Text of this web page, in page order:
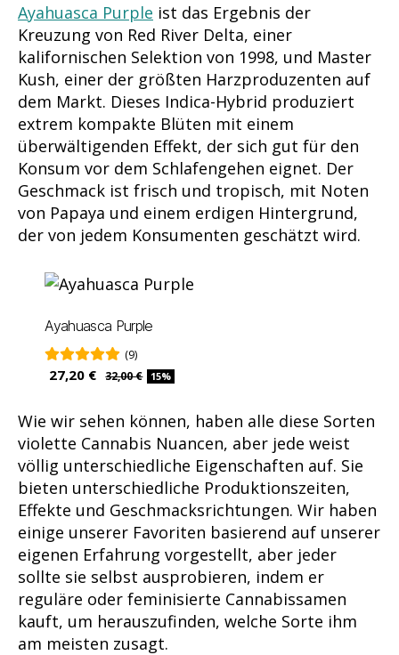
Ayahuasca Purple ist das Ergebnis der
Kreuzung von Red River Delta, einer
kalifornischen Selektion von 1998, und Master
Kush, einer der größten Harzproduzenten auf
dem Markt. Dieses Indica-Hybrid produziert
extrem kompakte Blüten mit einem
überwältigenden Effekt, der sich gut für den
Konsum vor dem Schlafengehen eignet. Der
Geschmack ist frisch und tropisch, mit Noten
von Papaya und einem erdigen Hintergrund,
der von jedem Konsumenten geschätzt wird.
Ayahuasca Purple
(9)
27,20 € 32,00 € 15%
Wie wir sehen können, haben alle diese Sorten
violette Cannabis Nuancen, aber jede weist
völlig unterschiedliche Eigenschaften auf. Sie
bieten unterschiedliche Produktionszeiten,
Effekte und Geschmacksrichtungen. Wir haben
einige unserer Favoriten basierend auf unserer
eigenen Erfahrung vorgestellt, aber jeder
sollte sie selbst ausprobieren, indem er
reguläre oder feminisierte Cannabissamen
kauft, um herauszufinden, welche Sorte ihm
am meisten zusagt.